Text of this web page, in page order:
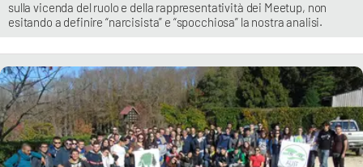
sulla vicenda del ruolo e della rappresentatività dei Meetup, non
esitando a definire “narcisista” e “spocchiosa” la nostra analisi.